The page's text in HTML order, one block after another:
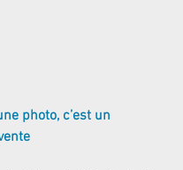
photo, c’est un